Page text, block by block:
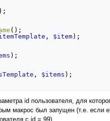
);
();
, $item);
);
, $items );
id пользователя, для
макрос был запущен (т.е. если